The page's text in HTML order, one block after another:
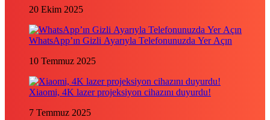
20 Ekim 2025
WhatsApp’ın Gizli Ayarıyla Telefonunuzda Yer Açın
10 Temmuz 2025
Xiaomi, 4K lazer projeksiyon cihazını duyurdu!
7 Temmuz 2025